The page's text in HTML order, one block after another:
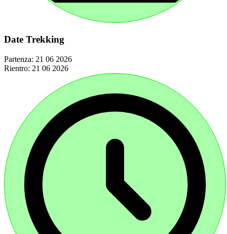
Date Trekking
Partenza: 21 06 2026
Rientro: 21 06 2026